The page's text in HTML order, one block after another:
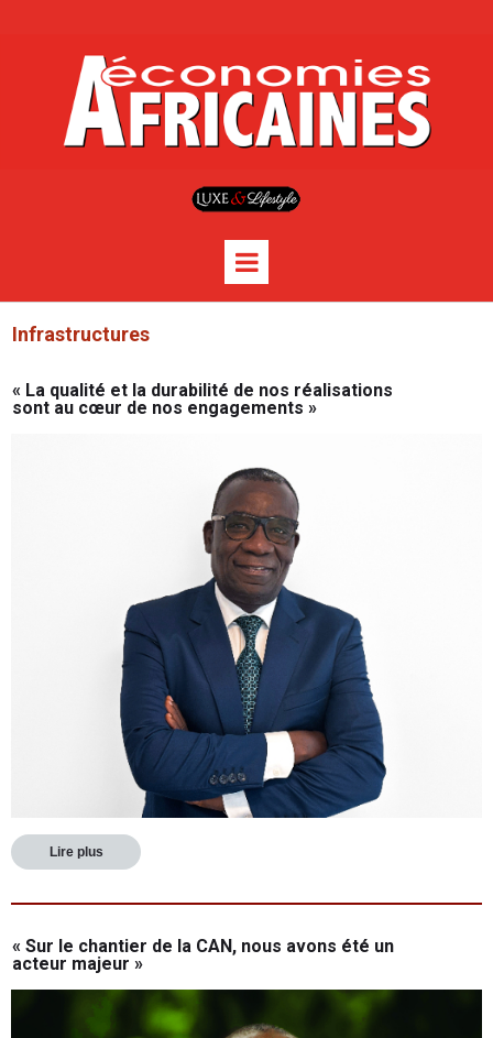
Infrastructures
« La qualité et la durabilité de nos réalisations
sont au cœur de nos engagements »
Lire plus
« Sur le chantier de la CAN, nous avons été un
acteur majeur »